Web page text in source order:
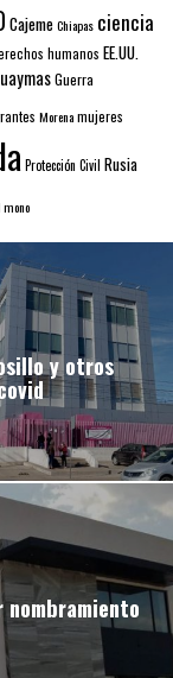
CajemeChiapas ciencia
humanos EE.UU.
Guerra
Morenamujeres
Protección Civil Rusia
y otros
nombramiento